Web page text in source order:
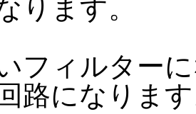
ります。
フィルター
路になりま